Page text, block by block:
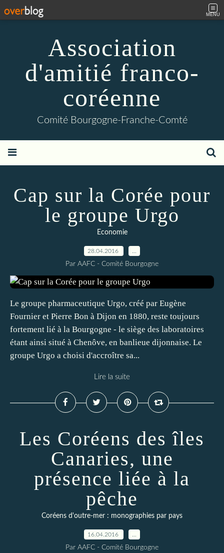
MENU
Association
d'amitié franco-
coréenne
Comité Bourgogne-Franche-Comté
Cap sur la Corée pour
le groupe Urgo
Economie
28.04.2016
Par AAFC - Comité Bourgogne
Le groupe pharmaceutique Urgo, créé par Eugène
Fournier et Pierre Bon à Dijon en 1880, reste toujours
fortement lié à la Bourgogne - le siège des laboratoires
étant ainsi situé à Chenôve, en banlieue dijonnaise. Le
groupe Urgo a choisi d'accroître sa...
Lire la suite
Les Coréens des îles
Canaries, une
présence liée à la
pêche
Coréens d'outre-mer : monographies par pays
16.04.2016
Par AAFC - Comité Bourgogne